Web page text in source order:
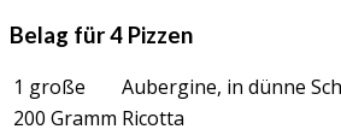
Belag für 4 Pizzen
1 große
Aubergine, in dünne
200 Gramm Ricotta